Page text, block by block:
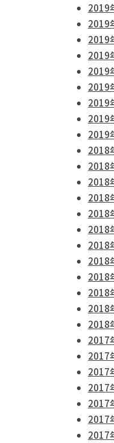
2019
2019
2019
2019
2019
2019
2019
2019
2019
2018
2018
2018
2018
2018
2018
2018
2018
2018
2018
2018
2018
2017
2017
2017
2017
2017
2017
2017